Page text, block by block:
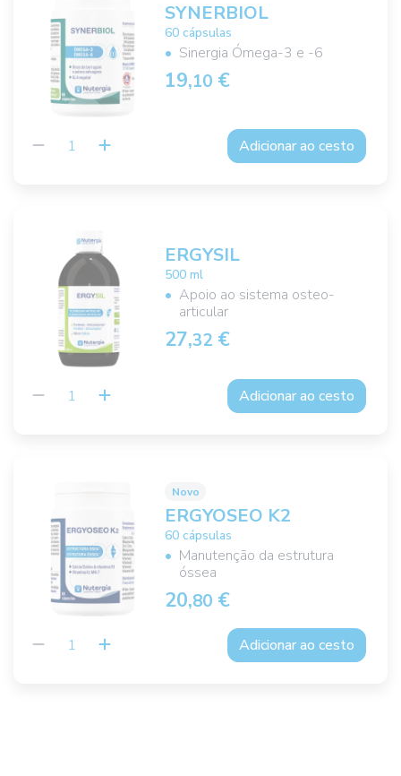
SYNERBIOL
60 cápsulas
Sinergia Ómega-3 e -6
19,10 €
Adicionar ao cesto
ERGYSIL
500 ml
Apoio ao sistema osteo-
articular
27,32 €
Adicionar ao cesto
Novo
ERGYOSEO K2
60 cápsulas
Manutenção da estrutura
óssea
20,80 €
Adicionar ao cesto